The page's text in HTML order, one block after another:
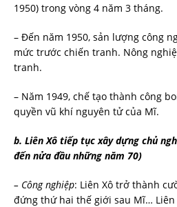
1950) trong vòng 4 năm 3 tháng.
– Đến năm 1950, sản lượng công
mức trước chiến tranh. Nông
tranh.
– Năm 1949, chế tạo thành công
quyền vũ khí nguyên tử của Mĩ.
b. Liên Xô tiếp tục xây dựng chủ
đến nửa đầu những năm 70)
– Công nghiệp: Liên Xô trở thành
đứng thứ hai thế giới sau Mĩ… Liên